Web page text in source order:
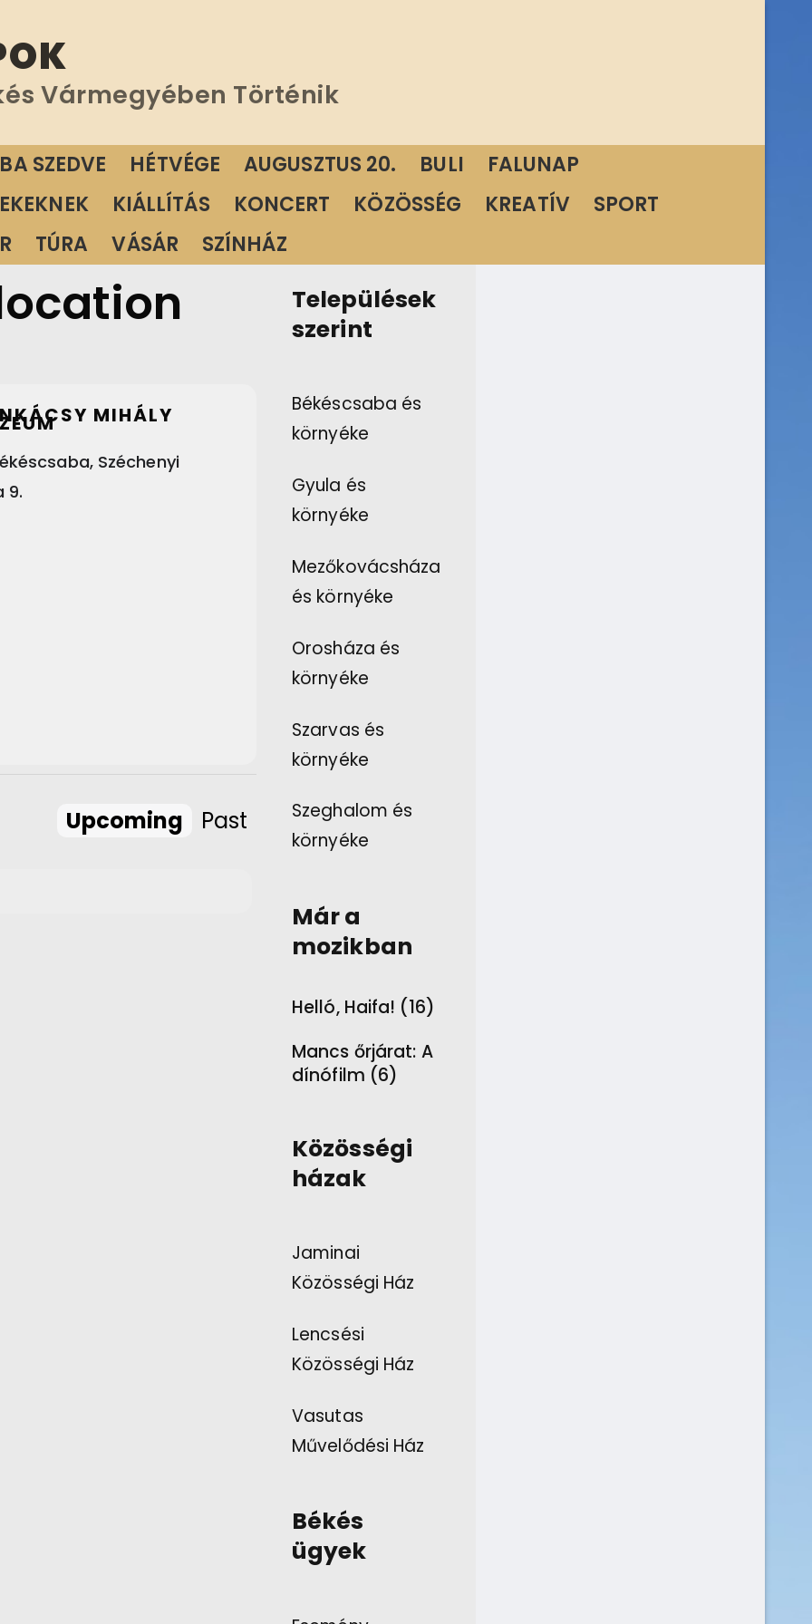
Vármegyében Történik
SZEDVE HÉTVÉGE AUGUSZTUS 20. BULI
FALUNAP
KIÁLLÍTÁS KONCERT KÖZÖSSÉG KREATÍV
SPORT
TÚRA VÁSÁR SZÍNHÁZ
MIHÁLY
Széchenyi
9.
Upcoming Past
Települések
szerint
Békéscsaba és
környéke
Gyula és
környéke
Mezőkovácsháza
és környéke
Orosháza és
környéke
Szarvas és
környéke
Szeghalom és
környéke
Már a
mozikban
Helló, Haifa! (16)
Mancs őrjárat: A
dínófilm (6)
Közösségi
házak
Jaminai
Közösségi Ház
Lencsési
Közösségi Ház
Vasutas
Művelődési Ház
Békés
ügyek